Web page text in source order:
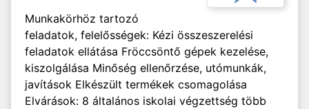
Munkakörhöz tartozó
feladatok, felelősségek: Kézi összeszerelési
feladatok ellátása Fröccsöntő gépek kezelése,
kiszolgálása Minőség ellenőrzése, utómunkák,
javítások Elkészült termékek csomagolása
Elvárások: 8 általános iskolai végzettség több